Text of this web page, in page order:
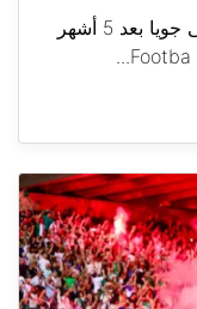
خاص Football Lebanon | صفوان إلى جويا بعد 5 أشهر